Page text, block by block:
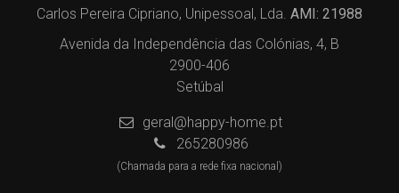
Carlos Pereira Cipriano, Unipessoal, Lda. AMI: 21988
Avenida da Independência das Colónias, 4, B
2900-406
Setúbal
geral@happy-home.pt
265280986
(Chamada para a rede fixa nacional)